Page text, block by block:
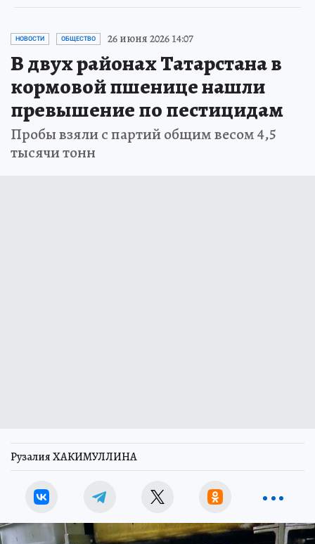
НОВОСТИ ОБЩЕСТВО 26 июня 2026 14:07
В двух районах Татарстана в
кормовой пшенице нашли
превышение по пестицидам
Пробы взяли с партий общим весом 4,5
тысячи тонн
Рузалия ХАКИМУЛЛИНА